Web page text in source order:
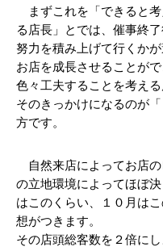
まずこれを「できると考
る店長」とでは、催事終
努力を積み上げて行くかが
お店を成長させることが
色々工夫することを考える
そのきっかけになるのが
方です。
自然来店によってお店
の立地環境によってほぼ
はこのくらい、１０月は
想がつきます。
その店頭総客数を２倍に